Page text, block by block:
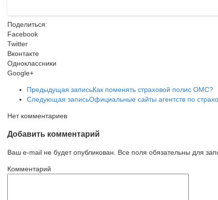
Поделиться:
Facebook
Twitter
Вконтакте
Одноклассники
Google+
Предыдущая записьКак поменять страховой полис ОМС?
Следующая записьОфициальные сайты агентств по
Нет комментариев
Добавить комментарий
Ваш e-mail не будет опубликован. Все поля обязательны для
Комментарий